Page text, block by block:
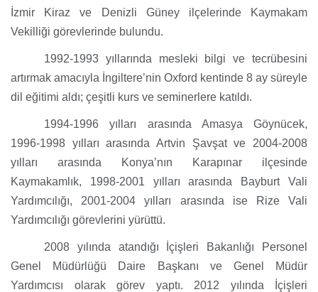
İzmir Kiraz ve Denizli Güney ilçelerinde Kaymakam
Vekilliği görevlerinde bulundu.
1992-1993 yıllarında mesleki bilgi ve tecrübesini
artırmak amacıyla İngiltere’nin Oxford kentinde 8 ay süreyle
dil eğitimi aldı; çeşitli kurs ve seminerlere katıldı.
1994-1996 yılları arasında Amasya Göynücek,
1996-1998 yılları arasında Artvin Şavşat ve 2004-2008
yılları arasında Konya’nın Karapınar ilçesinde
Kaymakamlık, 1998-2001 yılları arasında Bayburt Vali
Yardımcılığı, 2001-2004 yılları arasında ise Rize Vali
Yardımcılığı görevlerini yürüttü.
2008 yılında atandığı İçişleri Bakanlığı Personel
Genel Müdürlüğü Daire Başkanı ve Genel Müdür
Yardımcısı olarak görev yaptı. 2012 yılında İçişleri